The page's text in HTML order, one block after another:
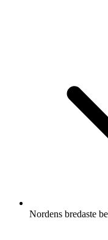
Nordens bredaste